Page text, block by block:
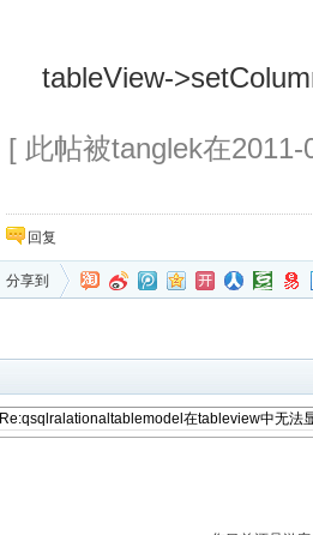
tableView-
[ 此帖被tanglek在
回复
分享到